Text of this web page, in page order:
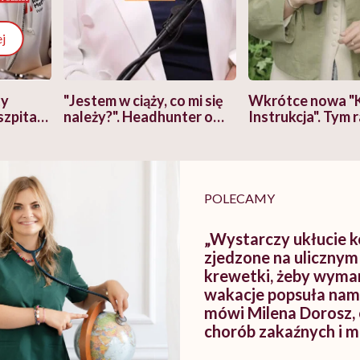
"Jestem w ciąży, co mi się
należy?". Headhunter o
Wkrótce nowa
Instrukcja". Tym
POLECAMY
„Wystarczy ukłucie
zjedzone na
krewetki, żeby
wakacje popsuła
mówi Milena
chorób zakaźnych i